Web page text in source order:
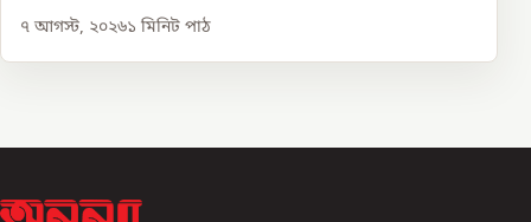
৭ আগস্ট, ২০২৬১ মিনিট পাঠ